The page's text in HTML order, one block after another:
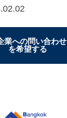
業への問い合わせ
を希望する